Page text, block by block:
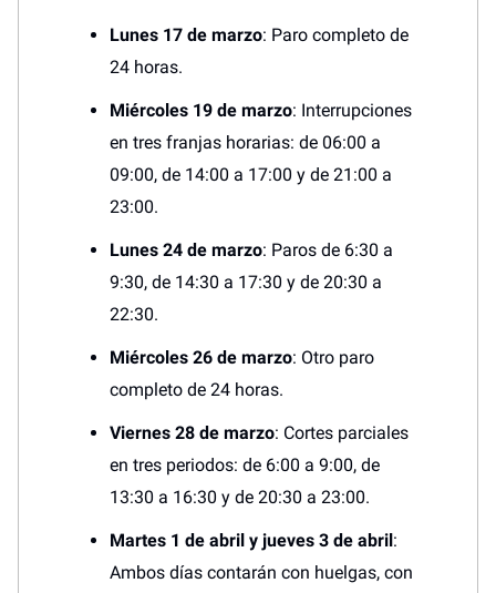
Lunes 17 de marzo: Paro completo de
24 horas.
Miércoles 19 de marzo: Interrupciones
en tres franjas horarias: de 06:00 a
09:00, de 14:00 a 17:00 y de 21:00 a
23:00.
Lunes 24 de marzo: Paros de 6:30 a
9:30, de 14:30 a 17:30 y de 20:30 a
22:30.
Miércoles 26 de marzo: Otro paro
completo de 24 horas.
Viernes 28 de marzo: Cortes parciales
en tres periodos: de 6:00 a 9:00, de
13:30 a 16:30 y de 20:30 a 23:00.
Martes 1 de abril y jueves 3 de abril:
Ambos días contarán con huelgas, con